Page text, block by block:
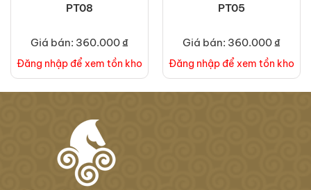
PT08
Giá bán: 360.000 ₫
Đăng nhập để xem tồn kho
PT05
Giá bán: 360.000 ₫
Đăng nhập để xem tồn kho